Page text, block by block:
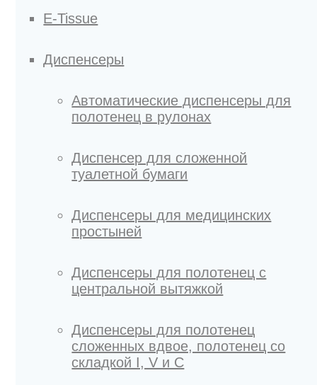
E-Tissue
Диспенсеры
Автоматические диспенсеры для
полотенец в рулонах
Диспенсер для сложенной
туалетной бумаги
Диспенсеры для медицинских
простыней
Диспенсеры для полотенец с
центральной вытяжкой
Диспенсеры для полотенец
сложенных вдвое, полотенец со
складкой I, V и C